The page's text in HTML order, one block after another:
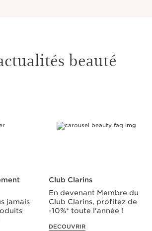
beauté
jamais
Club Clarins
En devenant Membre du
Club Clarins, profitez de
-10%* toute l'année !
DECOUVRIR